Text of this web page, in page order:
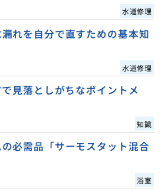
水道修理
れを自分で直すための基本知
水道修理
見落としがちなポイントメ
知識
必需品「サーモスタット混合
浴室